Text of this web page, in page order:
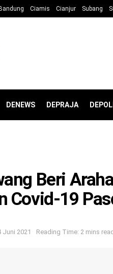
Bandung Ciamis Cianjur Subang
DENEWS DEPRAJA
Beri
Covid-19
Juni 2021 Reading Time: 2 mins